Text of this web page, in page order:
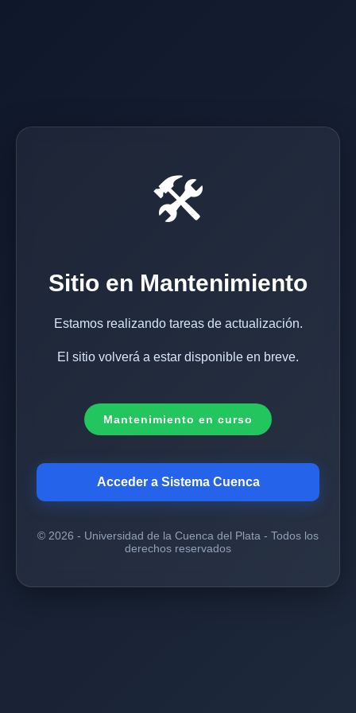
🛠️
Sitio en Mantenimiento
Estamos realizando tareas de actualización.
El sitio volverá a estar disponible en breve.
Mantenimiento en curso
Acceder a Sistema Cuenca
© 2026 - Universidad de la Cuenca del Plata - Todos los
derechos reservados